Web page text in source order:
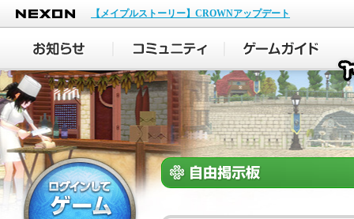
NEXON
【メイプルストーリー】CROWNアップデート